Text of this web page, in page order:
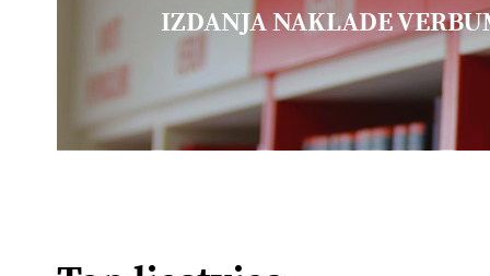
IZDANJA NAKLADE